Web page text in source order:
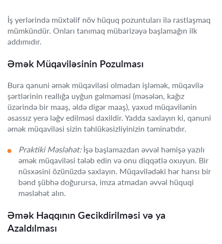
İş yerlərində müxtəlif növ hüquq pozuntuları ilə rastlaşmaq
mümkündür. Onları tanımaq mübarizəyə başlamağın ilk
addımıdır.
Əmək Müqaviləsinin Pozulması
Bura qanuni əmək müqaviləsi olmadan işləmək, müqavilə
şərtlərinin reallığa uyğun gəlməməsi (məsələn, kağız
üzərində bir maaş, əldə digər maaş), yaxud müqavilənin
əsassız yerə ləğv edilməsi daxildir. Yadda saxlayın ki, qanuni
əmək müqaviləsi sizin təhlükəsizliyinizin təminatıdır.
Praktiki Məsləhət:İşə başlamazdan əvvəl həmişə yazılı
əmək müqaviləsi tələb edin və onu diqqətlə oxuyun. Bir
nüsxəsini özünüzdə saxlayın. Müqavilədəki hər hansı bir
bənd şübhə doğurursa, imza atmadan əvvəl hüquqi
məsləhət alın.
Əmək Haqqının Gecikdirilməsi və ya
Azaldılması